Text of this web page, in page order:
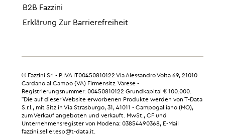
B2B Fazzini
Erklärung Zur Barrierefreiheit
© Fazzini Srl - P.IVA IT00450810122 Via Alessandro Volta 69, 21010
Cardano al Campo (VA) Firmensitz: Varese -
Registrierungsnummer: 00450810122 Grundkapital € 100.000.
"Die auf dieser Website erworbenen Produkte werden von T-Data
S.r.l., mit Sitz in Via Strasburgo, 31, 41011 - Campogalliano (MO),
zum Verkauf angeboten und verkauft. MwSt., CF und
Unternehmensregister von Modena: 03854490368, E-Mail
fazzini.seller.esp@t-data.it.